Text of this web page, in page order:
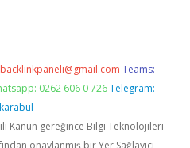
backlinkpaneli@gmail.com Teams:
0262 606 0 726 Telegram:
Kanun gereğince Bilgi Teknolojileri
onaylanmış bir Yer Sağlayıcı